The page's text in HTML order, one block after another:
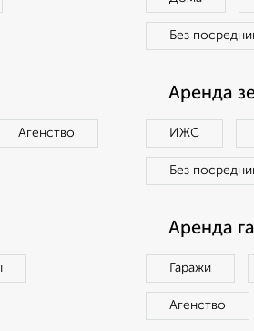
Без
Агенство
Аренда
ИЖС
Без
Аренда
Гаражи
Агенство